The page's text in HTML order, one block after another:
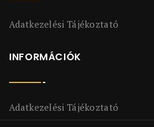
Adatkezelési Tájékoztató
INFORMÁCIÓK
Adatkezelési Tájékoztató